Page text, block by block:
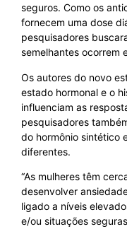
seguros. Como os
fornecem uma dose
pesquisadores
semelhantes ocorrem
Os autores do novo
estado hormonal e o
influenciam as
pesquisadores
do hormônio sintético
diferentes.
“As mulheres têm
desenvolver
ligado a níveis
e/ou situações